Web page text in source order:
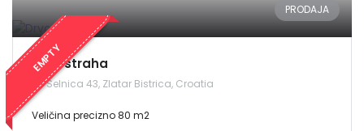
EMPTY
PRODAJA
Drvo straha
Selnica 43, Zlatar Bistrica, Croatia
Veličina precizno 80 m2